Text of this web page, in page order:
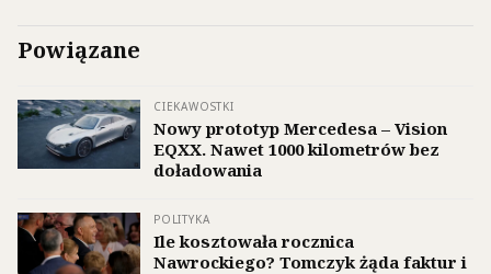
Powiązane
CIEKAWOSTKI
Nowy prototyp Mercedesa – Vision
EQXX. Nawet 1000 kilometrów bez
doładowania
POLITYKA
Ile kosztowała rocznica
Nawrockiego? Tomczyk żąda faktur i